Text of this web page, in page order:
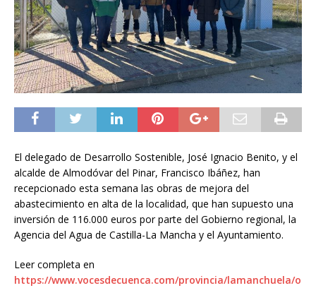
El delegado de Desarrollo Sostenible, José Ignacio Benito, y el
alcalde de Almodóvar del Pinar, Francisco Ibáñez, han
recepcionado esta semana las obras de mejora del
abastecimiento en alta de la localidad, que han supuesto una
inversión de 116.000 euros por parte del Gobierno regional, la
Agencia del Agua de Castilla-La Mancha y el Ayuntamiento.
Leer completa en
https://www.vocesdecuenca.com/provincia/lamanchuela/o